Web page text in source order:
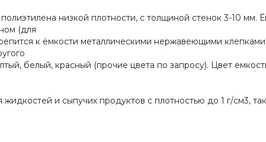
низкой плотности, с толщиной стенок 3-10 мм.
(для
к ёмкости металлическими нержавеющими
белый, красный (прочие цвета по запросу). Цвет
и сыпучих продуктов с плотностью до 1 г/см3,